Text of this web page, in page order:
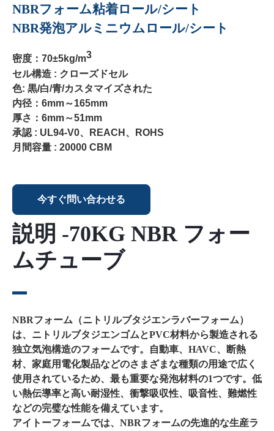
NBRフォーム粘着ロール/シート
NBR発泡アルミニウムロール/シート
密度：70±5kg/m3
セル構造 : クローズドセル
色: 黒/白/青/カスタマイズされた
内径：6mm～165mm
厚さ：6mm～51mm
承認 : UL94-V0、REACH、ROHS
月間容量 : 20000 CBM
今すぐ問い合わせる
説明 -70KG NBR フォー
ムチューブ
NBRフォーム（ニトリルブタジエンラバーフォーム）
は、ニトリルブタジエンゴムとPVC材料から製造される
独立気泡構造のフォームです。自動車、HAVC、断熱
材、家庭用電化製品などのさまざまな種類の用途で広く
使用されているため、最も重要な発泡材料の1つです。低
い熱伝導率と高い耐湿性、衝撃吸収性、吸音性、難燃性
などの完璧な性能を備えています。
アイトーフォームでは、NBRフォームの先進的な生産ラ